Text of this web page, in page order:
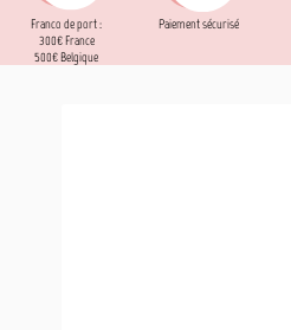
Franco de port :
300€ France
500€ Belgique
Paiement sécurisé